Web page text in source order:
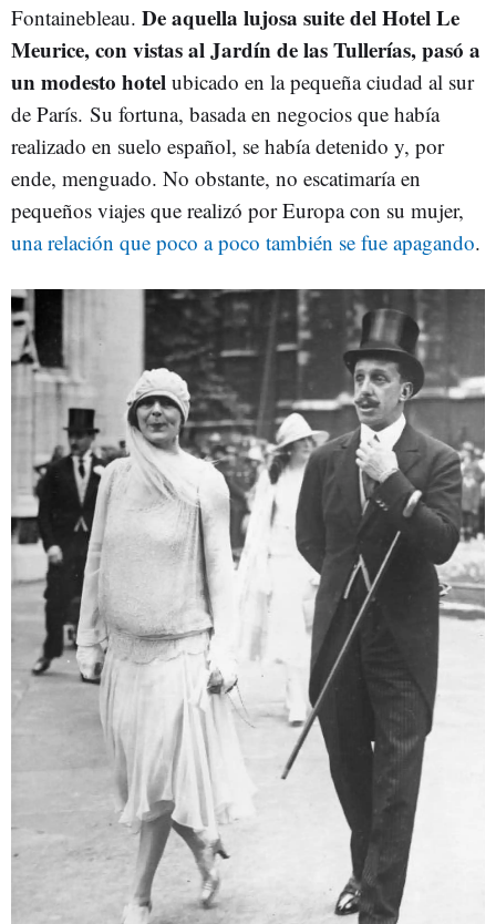
Fontainebleau. De aquella lujosa suite del Hotel Le
Meurice, con vistas al Jardín de las Tullerías, pasó a
un modesto hotel ubicado en la pequeña ciudad al sur
de París. Su fortuna, basada en negocios que había
realizado en suelo español, se había detenido y, por
ende, menguado. No obstante, no escatimaría en
pequeños viajes que realizó por Europa con su mujer,
una relación que poco a poco también se fue apagando.